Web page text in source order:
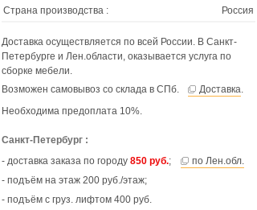
Страна производства :
Россия
Доставка осуществляется по всей России. В Санкт-
Петербурге и Лен.области, оказывается услуга по
сборке мебели.
Возможен самовывоз со склада в СПб.
Доставка.
Необходима предоплата 10%.
Санкт-Петербург :
- доставка заказа по городу 850 руб.;
по Лен.обл.
- подъём на этаж 200 руб./этаж;
- подъём с груз. лифтом 400 руб.